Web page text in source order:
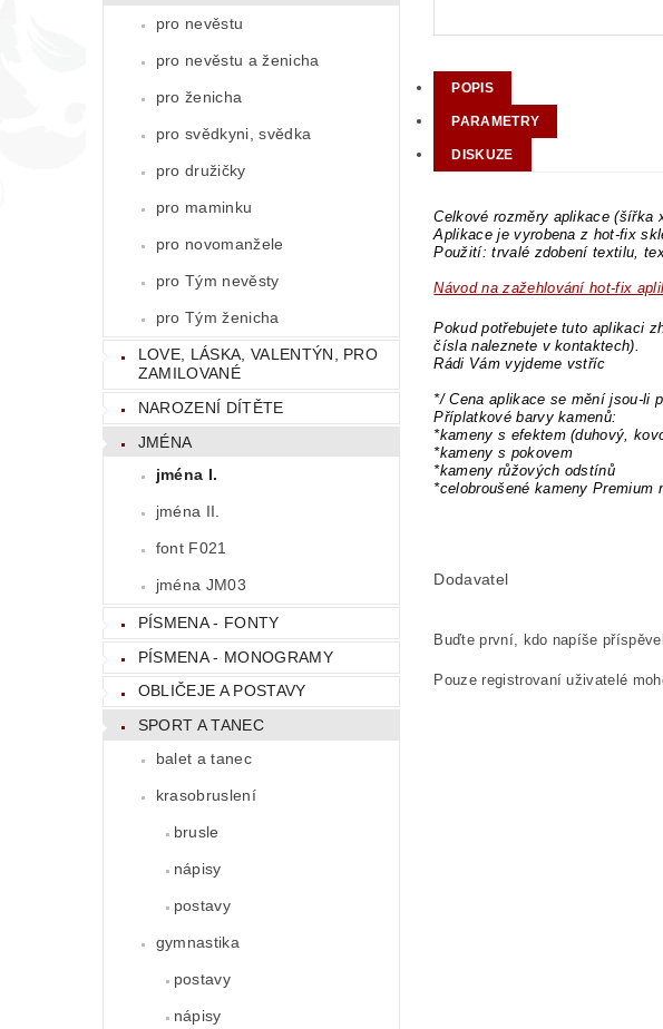
pro nevěstu
pro nevěstu a ženicha
pro ženicha
pro svědkyni, svědka
pro družičky
pro maminku
pro novomanžele
pro Tým nevěsty
pro Tým ženicha
LOVE, LÁSKA, VALENTÝN, PRO
ZAMILOVANÉ
NAROZENÍ DÍTĚTE
JMÉNA
jména I.
jména II.
font F021
jména JM03
PÍSMENA - FONTY
PÍSMENA - MONOGRAMY
OBLIČEJE A POSTAVY
SPORT A TANEC
balet a tanec
krasobruslení
brusle
nápisy
postavy
gymnastika
postavy
nápisy
POPIS
PARAMETRY
DISKUZE
Celkové rozměry aplikace (šířka
Aplikace je vyrobena z hot-fix
Použití: trvalé zdobení textilu,
Návod na zažehlování hot-fix
Pokud potřebujete tuto aplikaci
čísla naleznete v kontaktech).
Rádi Vám vyjdeme vstříc
*/ Cena aplikace se mění jsou-li
Příplatkové barvy kamenů:
*kameny s efektem (duhový,
*kameny s pokovem
*kameny růžových odstínů
*celobroušené kameny Premium
Dodavatel
Buďte první, kdo napíše
Pouze registrovaní uživatelé